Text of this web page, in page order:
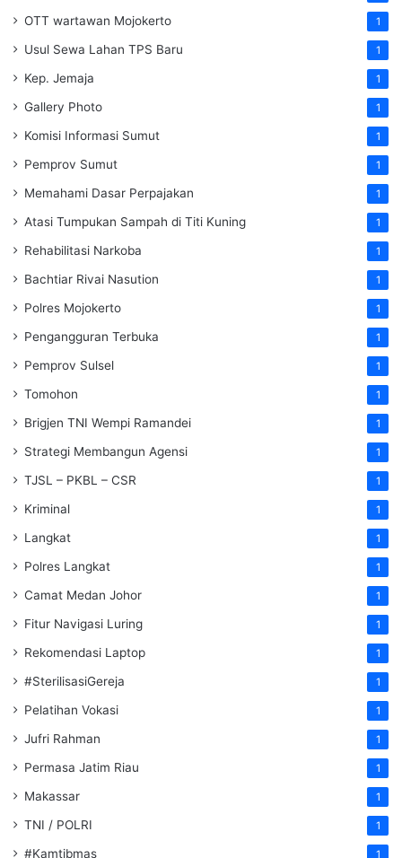
OTT wartawan Mojokerto 1
Usul Sewa Lahan TPS Baru 1
Kep. Jemaja 1
Gallery Photo 1
Komisi Informasi Sumut 1
Pemprov Sumut 1
Memahami Dasar Perpajakan 1
Atasi Tumpukan Sampah di Titi Kuning 1
Rehabilitasi Narkoba 1
Bachtiar Rivai Nasution 1
Polres Mojokerto 1
Pengangguran Terbuka 1
Pemprov Sulsel 1
Tomohon 1
Brigjen TNI Wempi Ramandei 1
Strategi Membangun Agensi 1
TJSL – PKBL – CSR 1
Kriminal 1
Langkat 1
Polres Langkat 1
Camat Medan Johor 1
Fitur Navigasi Luring 1
Rekomendasi Laptop 1
#SterilisasiGereja 1
Pelatihan Vokasi 1
Jufri Rahman 1
Permasa Jatim Riau 1
Makassar 1
TNI / POLRI 1
#Kamtibmas 1